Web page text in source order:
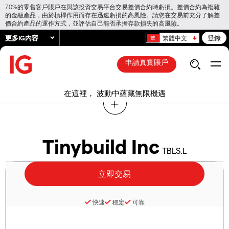
70%的零售客戶賬戶在與該投資交易平台交易差價合約時虧損。差價合約為複雜
的金融產品，由於槓桿作用而存在迅速虧損的高風險。請您在交易前充分了解差
價合約產品的運作方式，並評估自己能否承擔存款損失的高風險。
更多IG內容 繁體中文 登錄
申請真實賬戶
在這裡， 波動中蘊藏無限機遇
Tinybuild Inc TBLS.L
快速 穩定 可靠